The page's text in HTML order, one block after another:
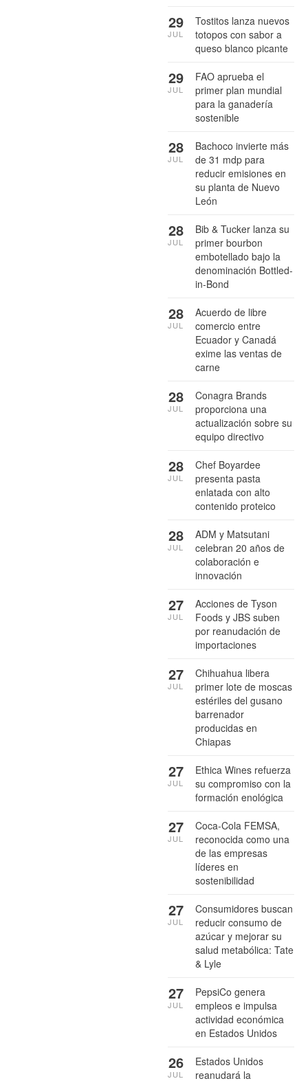
Tostitos lanza nuevos
totopos con sabor a
queso blanco picante
29
JUL
FAO aprueba el
primer plan mundial
para la ganadería
sostenible
29
JUL
Bachoco invierte más
de 31 mdp para
reducir emisiones en
su planta de Nuevo
León
28
JUL
Bib & Tucker lanza su
primer bourbon
embotellado bajo la
denominación Bottled-
in-Bond
28
JUL
Acuerdo de libre
comercio entre
Ecuador y Canadá
exime las ventas de
carne
28
JUL
Conagra Brands
proporciona una
actualización sobre su
equipo directivo
28
JUL
Chef Boyardee
presenta pasta
enlatada con alto
contenido proteico
28
JUL
ADM y Matsutani
celebran 20 años de
colaboración e
innovación
28
JUL
Acciones de Tyson
Foods y JBS suben
por reanudación de
importaciones
27
JUL
Chihuahua libera
primer lote de moscas
estériles del gusano
barrenador
producidas en
Chiapas
27
JUL
Ethica Wines refuerza
su compromiso con la
formación enológica
27
JUL
Coca-Cola FEMSA,
reconocida como una
de las empresas
líderes en
sostenibilidad
27
JUL
Consumidores buscan
reducir consumo de
azúcar y mejorar su
salud metabólica: Tate
& Lyle
27
JUL
PepsiCo genera
empleos e impulsa
actividad económica
en Estados Unidos
27
JUL
Estados Unidos
reanudará la
26
JUL